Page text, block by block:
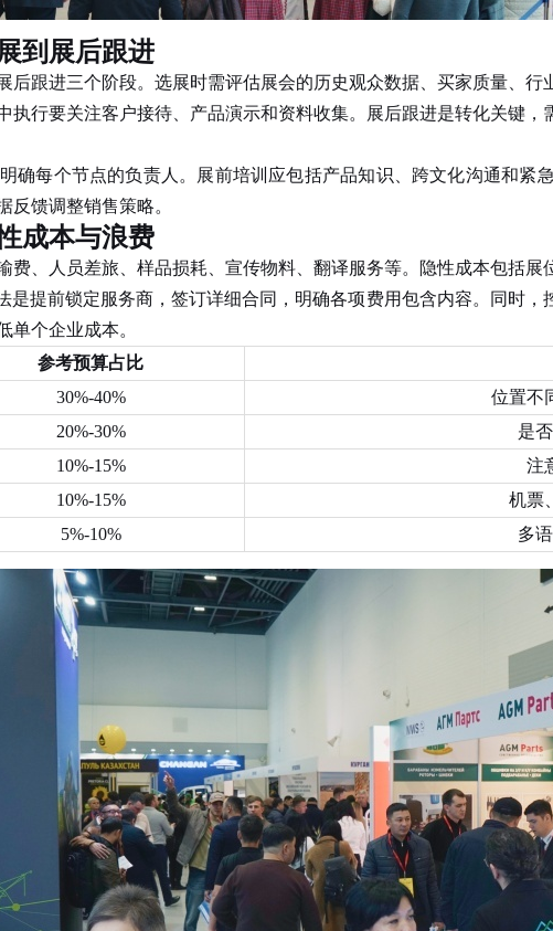
到展后跟进
后跟进三个阶段。选展时需评估展会的历史观众数据、买家质量、
执行要关注客户接待、产品演示和资料收集。展后跟进是转化关键
每个节点的负责人。展前培训应包括产品知识、跨文化沟通和紧
反馈调整销售策略。
成本与浪费
费、人员差旅、样品损耗、宣传物料、翻译服务等。隐性成本包括
是提前锁定服务商，签订详细合同，明确各项费用包含内容。同时
单个企业成本。
参考预算占比
30%-40%
位置不
20%-30%
是
10%-15%
注
10%-15%
机票
5%-10% 多